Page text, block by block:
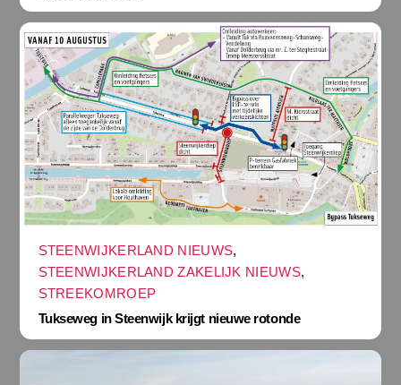
STEENWIJKERLAND NIEUWS,
STEENWIJKERLAND ZAKELIJK NIEUWS,
STREEKOMROEP
Tukseweg in Steenwijk krijgt nieuwe rotonde